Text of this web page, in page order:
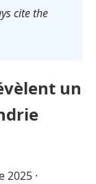
cite the
un
2025 ·